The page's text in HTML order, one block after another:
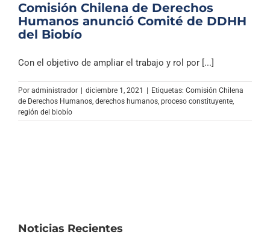
Columnas
Especiales
Archivo Sonoro
Comisión Chilena de Derechos
Humanos anunció Comité de DDHH
del Biobío
Con el objetivo de ampliar el trabajo y rol por [...]
Por administrador diciembre 1, 2021 Etiquetas: Comisión Chilena
de Derechos Humanos, derechos humanos, proceso constituyente,
región del biobío
Noticias Recientes